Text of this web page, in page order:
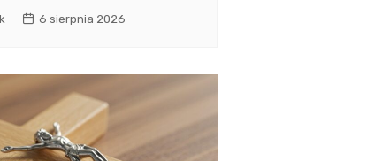
6 sierpnia 2026